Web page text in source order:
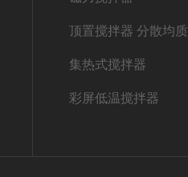
顶置搅拌器 分散均质
集热式搅拌器
彩屏低温搅拌器